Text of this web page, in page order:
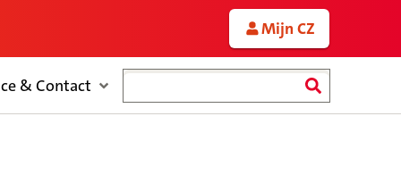
Mijn CZ
& Contact